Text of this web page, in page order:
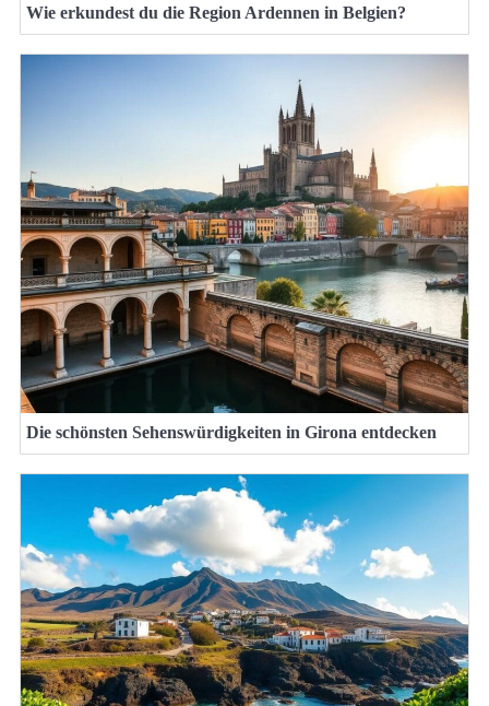
Wie erkundest du die Region Ardennen in Belgien?
Die schönsten Sehenswürdigkeiten in Girona entdecken